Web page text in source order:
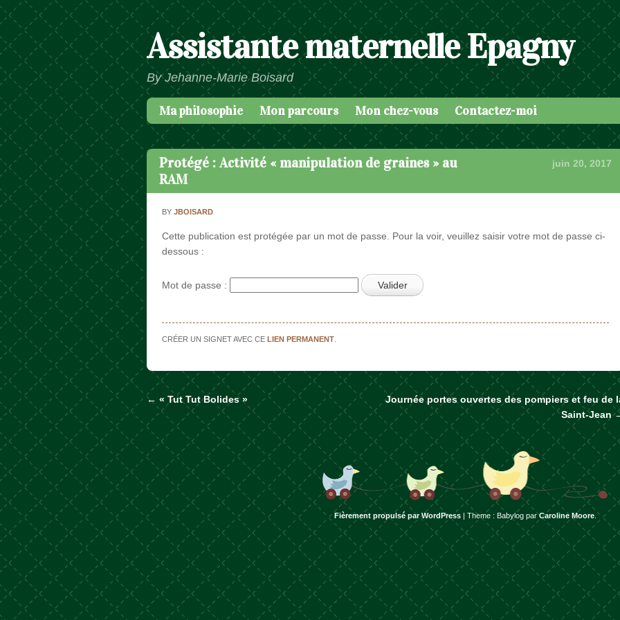
Assistante maternelle Epagny
By Jehanne-Marie Boisard
Menu
Passer au contenu
Ma philosophie Mon parcours Mon chez-vous Contactez-moi
Protégé : Activité « manipulation de graines » au
RAM
juin 20, 2017
BYJBOISARD
Cette publication est protégée par un mot de passe. Pour la voir, veuillez saisir votre mot de passe ci-
dessous :
Mot de passe :
CRÉER UN SIGNET AVEC CELIEN PERMANENT
Naviguer dans les articles
← « Tut Tut Bolides »
Journée portes ouvertes des pompiers et feu de
Saint-Jean
Fièrement propulsé par WordPress Theme : Babylog parCaroline Moore.